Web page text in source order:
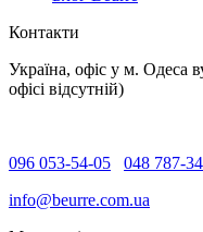
Контакти
Україна, офіс у м. Одеса
офісі відсутній)
096 053-54-05
048 787-
info@beurre.com.ua